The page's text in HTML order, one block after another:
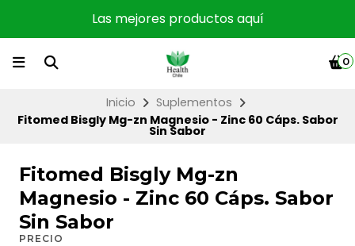
Las mejores productos aquí
0
Inicio
Suplementos
Fitomed Bisgly Mg-zn Magnesio - Zinc 60 Cáps. Sabor
Sin Sabor
Fitomed Bisgly Mg-zn
Magnesio - Zinc 60 Cáps. Sabor
Sin Sabor
PRECIO